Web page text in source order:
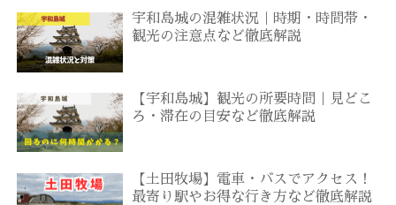
宇和島城の混雑状況｜時期・時間帯・
観光の注意点など徹底解説
【宇和島城】観光の所要時間｜見どこ
ろ・滞在の目安など徹底解説
【土田牧場】電車・バスでアクセス！
最寄り駅やお得な行き方など徹底解説